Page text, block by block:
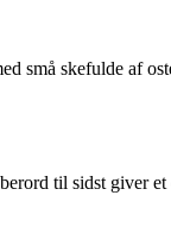
små skefulde af
til sidst giver